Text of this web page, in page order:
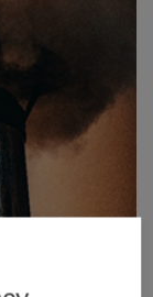
met